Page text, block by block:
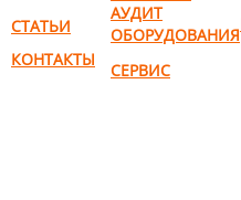
СТАТЬИ
КОНТАКТЫ
АУДИТ
ОБОРУДОВАНИЯ
СЕРВИС